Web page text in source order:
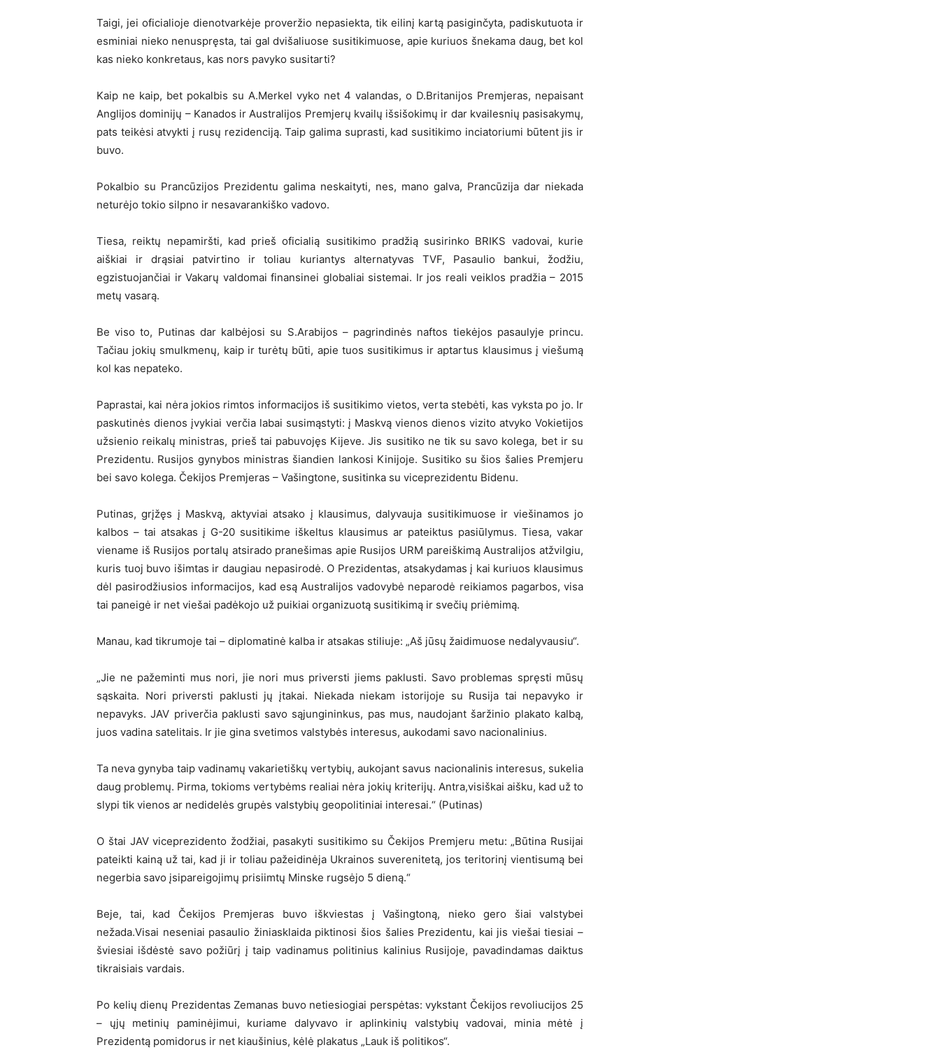
Taigi, jei oficialioje dienotvarkėje proveržio nepasiekta, tik eilinį kartą pasiginčyta, padiskutuota ir
esminiai nieko nenuspręsta, tai gal dvišaliuose susitikimuose, apie kuriuos šnekama daug, bet kol
kas nieko konkretaus, kas nors pavyko susitarti?
Kaip ne kaip, bet pokalbis su A.Merkel vyko net 4 valandas, o D.Britanijos Premjeras, nepaisant
Anglijos dominijų – Kanados ir Australijos Premjerų kvailų išsišokimų ir dar kvailesnių pasisakymų,
pats teikėsi atvykti į rusų rezidenciją. Taip galima suprasti, kad susitikimo inciatoriumi būtent jis ir
buvo.
Pokalbio su Prancūzijos Prezidentu galima neskaityti, nes, mano galva, Prancūzija dar niekada
neturėjo tokio silpno ir nesavarankiško vadovo.
Tiesa, reiktų nepamiršti, kad prieš oficialią susitikimo pradžią susirinko BRIKS vadovai, kurie
aiškiai ir drąsiai patvirtino ir toliau kuriantys alternatyvas TVF, Pasaulio bankui, žodžiu,
egzistuojančiai ir Vakarų valdomai finansinei globaliai sistemai. Ir jos reali veiklos pradžia – 2015
metų vasarą.
Be viso to, Putinas dar kalbėjosi su S.Arabijos – pagrindinės naftos tiekėjos pasaulyje princu.
Tačiau jokių smulkmenų, kaip ir turėtų būti, apie tuos susitikimus ir aptartus klausimus į viešumą
kol kas nepateko.
Paprastai, kai nėra jokios rimtos informacijos iš susitikimo vietos, verta stebėti, kas vyksta po jo. Ir
paskutinės dienos įvykiai verčia labai susimąstyti: į Maskvą vienos dienos vizito atvyko Vokietijos
užsienio reikalų ministras, prieš tai pabuvojęs Kijeve. Jis susitiko ne tik su savo kolega, bet ir su
Prezidentu. Rusijos gynybos ministras šiandien lankosi Kinijoje. Susitiko su šios šalies Premjeru
bei savo kolega. Čekijos Premjeras – Vašingtone, susitinka su viceprezidentu Bidenu.
Putinas, grįžęs į Maskvą, aktyviai atsako į klausimus, dalyvauja susitikimuose ir viešinamos jo
kalbos – tai atsakas į G-20 susitikime iškeltus klausimus ar pateiktus pasiūlymus. Tiesa, vakar
viename iš Rusijos portalų atsirado pranešimas apie Rusijos URM pareiškimą Australijos atžvilgiu,
kuris tuoj buvo išimtas ir daugiau nepasirodė. O Prezidentas, atsakydamas į kai kuriuos klausimus
dėl pasirodžiusios informacijos, kad esą Australijos vadovybė neparodė reikiamos pagarbos, visa
tai paneigė ir net viešai padėkojo už puikiai organizuotą susitikimą ir svečių priėmimą.
Manau, kad tikrumoje tai – diplomatinė kalba ir atsakas stiliuje: „Aš jūsų žaidimuose nedalyvausiu“.
„Jie ne pažeminti mus nori, jie nori mus priversti jiems paklusti. Savo problemas spręsti mūsų
sąskaita. Nori priversti paklusti jų įtakai. Niekada niekam istorijoje su Rusija tai nepavyko ir
nepavyks. JAV priverčia paklusti savo sąjungininkus, pas mus, naudojant šaržinio plakato kalbą,
juos vadina satelitais. Ir jie gina svetimos valstybės interesus, aukodami savo nacionalinius.
Ta neva gynyba taip vadinamų vakarietiškų vertybių, aukojant savus nacionalinis interesus, sukelia
daug problemų. Pirma, tokioms vertybėms realiai nėra jokių kriterijų. Antra,visiškai aišku, kad už to
slypi tik vienos ar nedidelės grupės valstybių geopolitiniai interesai.“ (Putinas)
O štai JAV viceprezidento žodžiai, pasakyti susitikimo su Čekijos Premjeru metu: „Būtina Rusijai
pateikti kainą už tai, kad ji ir toliau pažeidinėja Ukrainos suverenitetą, jos teritorinį vientisumą bei
negerbia savo įsipareigojimų prisiimtų Minske rugsėjo 5 dieną.“
Beje, tai, kad Čekijos Premjeras buvo iškviestas į Vašingtoną, nieko gero šiai valstybei
nežada.Visai neseniai pasaulio žiniasklaida piktinosi šios šalies Prezidentu, kai jis viešai tiesiai –
šviesiai išdėstė savo požiūrį į taip vadinamus politinius kalinius Rusijoje, pavadindamas daiktus
tikraisiais vardais.
Po kelių dienų Prezidentas Zemanas buvo netiesiogiai perspėtas: vykstant Čekijos revoliucijos 25
– ųjų metinių paminėjimui, kuriame dalyvavo ir aplinkinių valstybių vadovai, minia mėtė į
Prezidentą pomidorus ir net kiaušinius, kėlė plakatus „Lauk iš politikos“.